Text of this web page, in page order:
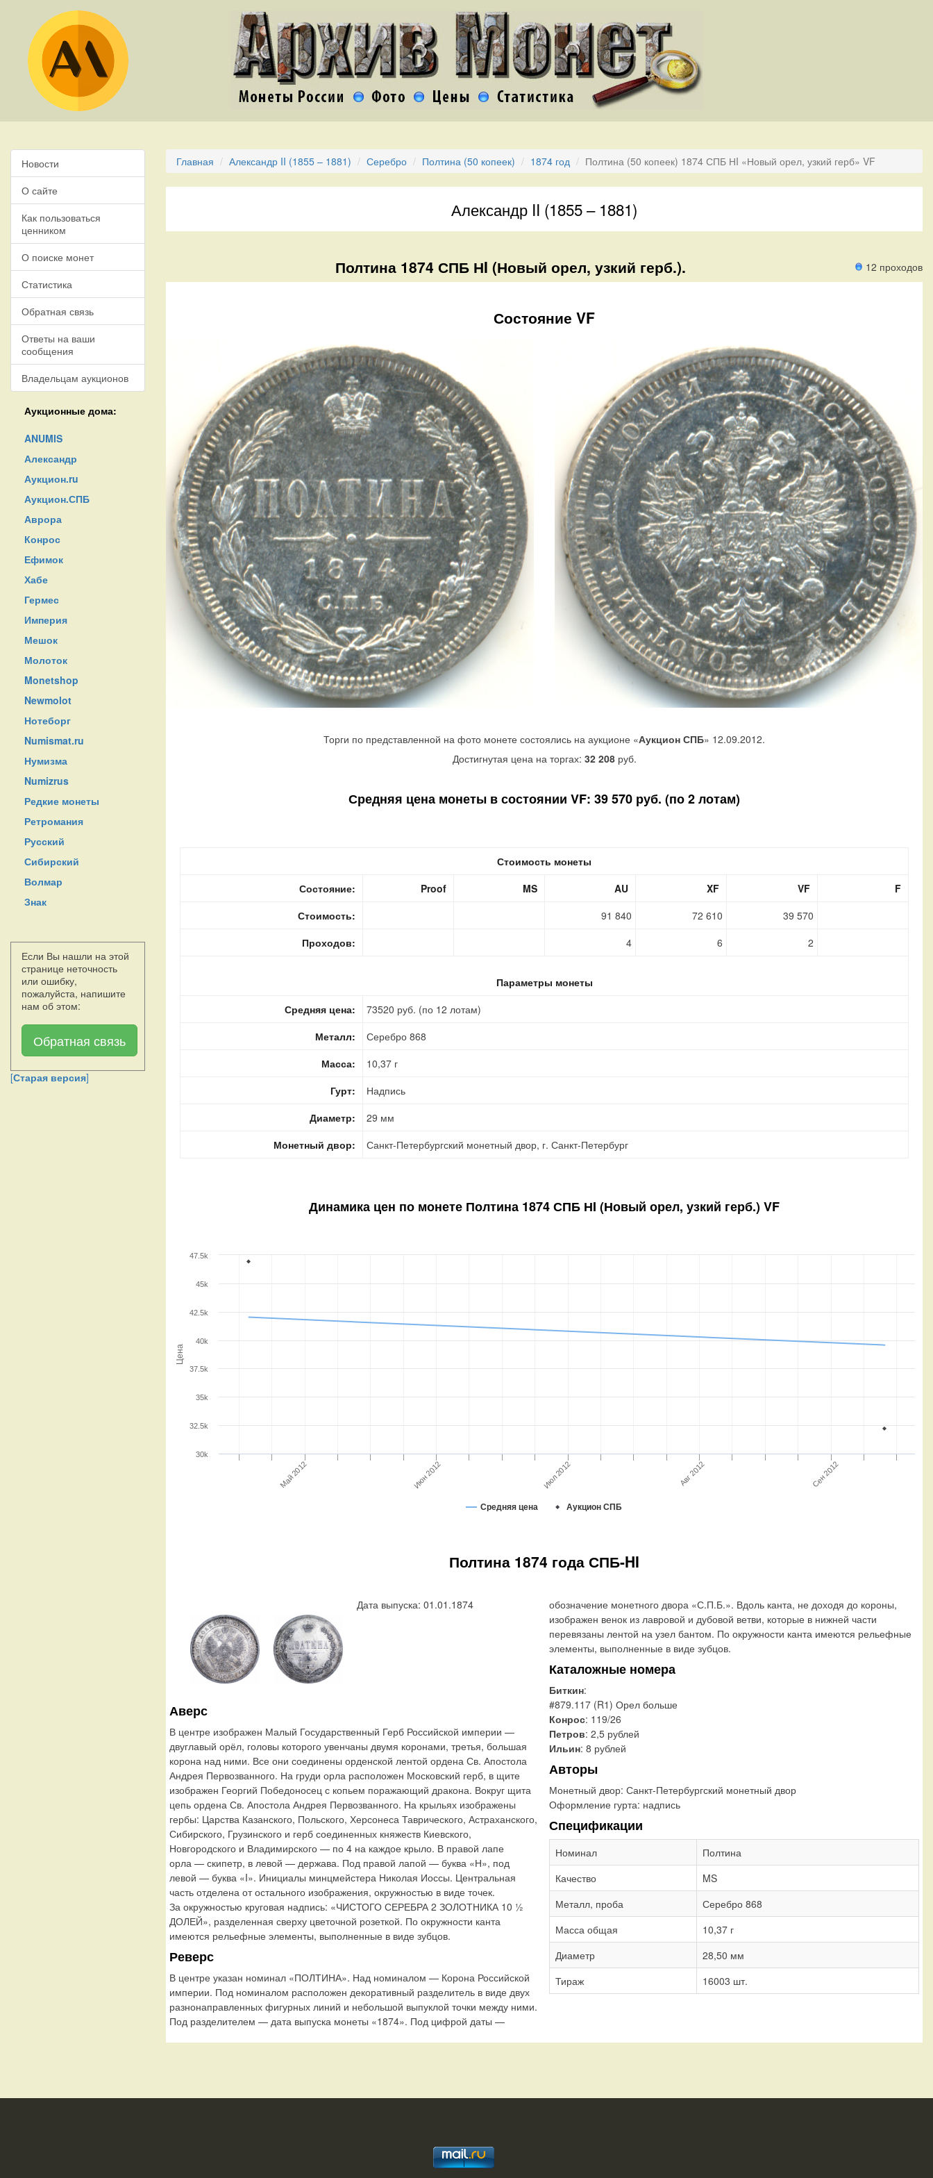
Новости
О сайте
Как пользоваться
ценником
О поиске монет
Статистика
Обратная связь
Ответы на ваши
сообщения
Владельцам аукционов
Аукционные дома:
ANUMIS
Александр
Аукцион.ru
Аукцион.СПБ
Аврора
Конрос
Ефимок
Хабе
Гермес
Империя
Мешок
Молоток
Monetshop
Newmolot
Нотеборг
Numismat.ru
Нумизма
Numizrus
Редкие монеты
Ретромания
Русский
Сибирский
Волмар
Знак
Если Вы нашли на этой
странице неточность
или ошибку,
пожалуйста, напишите
нам об этом:
Обратная связь
[Старая версия]
Главная Александр II (1855 – 1881) Серебро Полтина (50 копеек) 1874 год Полтина (50 копеек) 1874 СПБ НI «Новый орел, узкий герб» VF
Александр II (1855 – 1881)
12 проходов
Полтина 1874 СПБ НI (Новый орел, узкий герб.).
Состояние VF
Торги по представленной на фото монете состоялись на аукционе «Аукцион СПБ» 12.09.2012.
Достигнутая цена на торгах: 32 208руб.
Средняя цена монеты в состоянии VF: 39 570 руб. (по 2 лотам)
Стоимость монеты
Состояние:
Proof MS AU XF VF
F
Стоимость:
91 840 72 610
39 570
Проходов:
4 6 2
Параметры монеты
Средняя цена:
73520 руб. (по 12 лотам)
Металл:
Серебро 868
Масса:
10,37 г
Гурт:
Надпись
Диаметр:
29 мм
Монетный двор:
Санкт-Петербургский монетный двор, г. Санкт-Петербург
Динамика цен по монете Полтина 1874 СПБ НI (Новый орел, узкий герб.) VF
Цена
Средняя цена Аукцион СПБ
Май 2012 Июн 2012 Июл 2012 Авг 2012 Сен 2012
30k
32.5k
35k
37.5k
40k
42.5k
45k
47.5k
Полтина 1874 года СПБ-HI
Дата выпуска: 01.01.1874
Аверс
В центре изображен Малый Государственный Герб Российской империи —
двуглавый орёл, головы которого увенчаны двумя коронами, третья, большая
корона над ними. Все они соединены орденской лентой ордена Св. Апостола
Андрея Первозванного. На груди орла расположен Московский герб, в щите
изображен Георгий Победоносец с копьем поражающий дракона. Вокруг щита
цепь ордена Св. Апостола Андрея Первозванного. На крыльях изображены
гербы: Царства Казанского, Польского, Херсонеса Таврического, Астраханского,
Сибирского, Грузинского и герб соединенных княжеств Киевского,
Новгородского и Владимирского — по 4 на каждое крыло. В правой лапе
орла — скипетр, в левой — держава. Под правой лапой — буква «Н», под
левой — буква «I». Инициалы минцмейстера Николая Иоссы. Центральная
часть отделена от остального изображения, окружностью в виде точек.
За окружностью круговая надпись: «ЧИСТОГО СЕРЕБРА 2 ЗОЛОТНИКА 10 ½
ДОЛЕЙ», разделенная сверху цветочной розеткой. По окружности канта
имеются рельефные элементы, выполненные в виде зубцов.
Реверс
В центре указан номинал «ПОЛТИНА». Над номиналом — Корона Российской
империи. Под номиналом расположен декоративный разделитель в виде двух
разнонаправленных фигурных линий и небольшой выпуклой точки между ними.
Под разделителем — дата выпуска монеты «1874». Под цифрой даты —
обозначение монетного двора «С.П.Б.». Вдоль канта, не доходя до короны,
изображен венок из лавровой и дубовой ветви, которые в нижней части
перевязаны лентой на узел бантом. По окружности канта имеются рельефные
элементы, выполненные в виде зубцов.
Каталожные номера
Биткин:
#879.117 (R1) Орел больше
Конрос: 119/26
Петров: 2,5 рублей
Ильин: 8 рублей
Авторы
Монетный двор: Санкт-Петербургский монетный двор
Оформление гурта: надпись
Спецификации
Номинал
Полтина
Качество
MS
Металл, проба
Серебро 868
Масса общая
10,37 г
Диаметр
28,50 мм
Тираж
16003 шт.